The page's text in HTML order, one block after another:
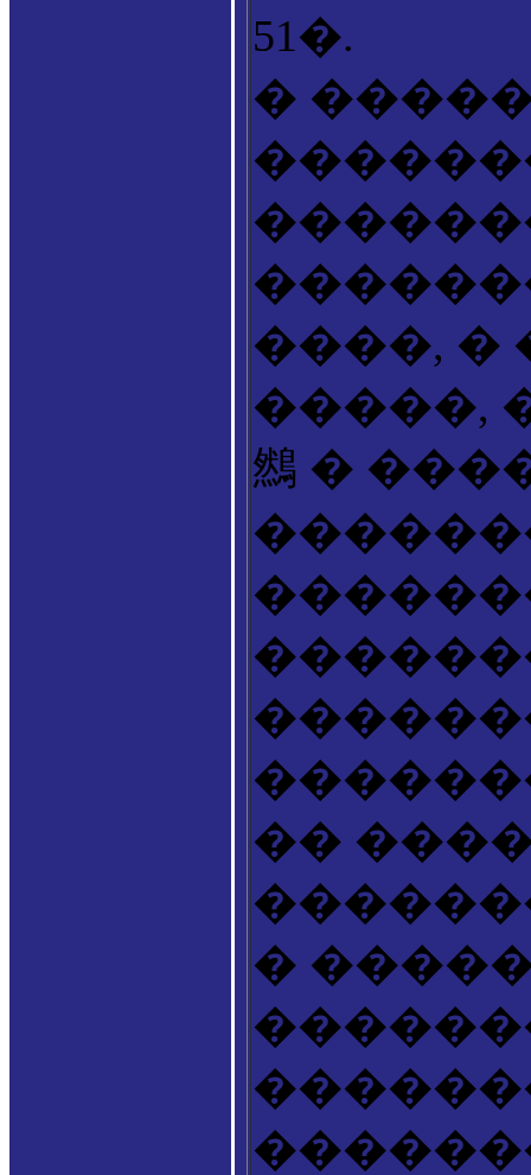
51�.
�
����, �
�����,
䳿 �
��
�